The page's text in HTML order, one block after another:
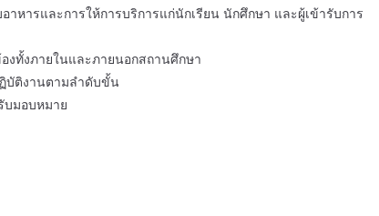
หารและการให้การบริการแก่นักเรียน นักศึกษา และผู้เข้ารับการ
งทั้งภายในและภายนอกสถานศึกษา
บัติงานตามลำดับขั้น
บมอบหมาย